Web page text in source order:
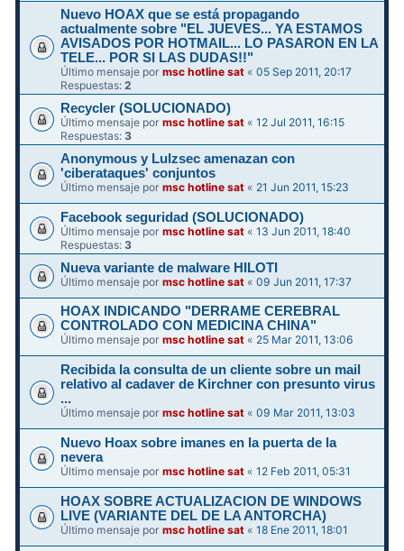
Nuevo HOAX que se está propagando
actualmente sobre "EL JUEVES... YA ESTAMOS
AVISADOS POR HOTMAIL... LO PASARON EN LA
TELE... POR SI LAS DUDAS!!"
Último mensaje pormsc hotline sat «05 Sep 2011, 20:17
Respuestas:2
Recycler (SOLUCIONADO)
Último mensaje pormsc hotline sat «12 Jul 2011, 16:15
Respuestas:3
Anonymous y Lulzsec amenazan con
'ciberataques' conjuntos
Último mensaje pormsc hotline sat « 21 Jun 2011, 15:23
Facebook seguridad (SOLUCIONADO)
Último mensaje pormsc hotline sat «13 Jun 2011, 18:40
Respuestas:3
Nueva variante de malware HILOTI
Último mensaje pormsc hotline sat «09 Jun 2011, 17:37
HOAX INDICANDO "DERRAME CEREBRAL
CONTROLADO CON MEDICINA CHINA"
Último mensaje pormsc hotline sat « 25 Mar 2011, 13:06
Recibida la consulta de un cliente sobre un mail
relativo al cadaver de Kirchner con presunto virus
...
Último mensaje pormsc hotline sat «09 Mar 2011, 13:03
Nuevo Hoax sobre imanes en la puerta de la
nevera
Último mensaje pormsc hotline sat «12 Feb 2011, 05:31
HOAX SOBRE ACTUALIZACION DE WINDOWS
LIVE (VARIANTE DEL DE LA ANTORCHA)
Último mensaje pormsc hotline sat «18 Ene 2011, 18:01